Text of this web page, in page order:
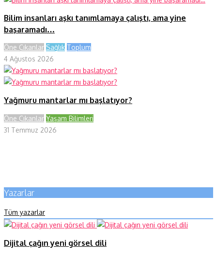
Bilim insanları aşkı tanımlamaya çalıştı, ama yine
başaramadı…
Öne Çıkanlar Sağlık Toplum
4 Ağustos 2026
Yağmuru mantarlar mı başlatıyor?
Öne Çıkanlar Yaşam Bilimleri
31 Temmuz 2026
Yazarlar
Tüm yazarlar
Dijital çağın yeni görsel dili